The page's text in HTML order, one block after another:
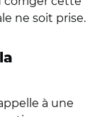
ne soit prise.
à une